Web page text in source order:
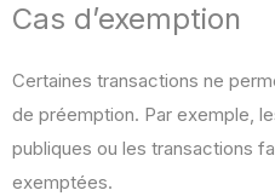
Cas d’exemption
Certaines transactions ne
de préemption. Par exemple,
publiques ou les transactions
exemptées.